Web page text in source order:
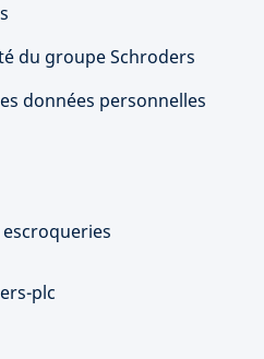
du groupe Schroders
données personnelles
plc